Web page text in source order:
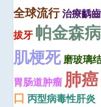
全球流行治療齲齒
拔牙 帕金森病
肌梗死 磨玻璃
胃肠道肿瘤 肺癌
口 丙型病毒性肝炎